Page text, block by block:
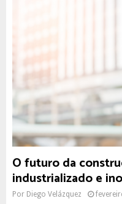
O futuro da
industrializado e
Por Diego Velázquez